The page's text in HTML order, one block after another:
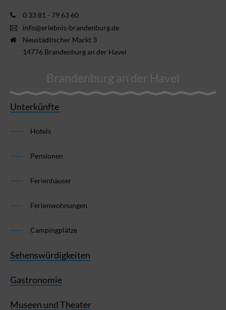
0 33 81 - 79 63 60
info@erlebnis-brandenburg.de
Neustädtischer Markt 3
14776 Brandenburg an der Havel
Brandenburg an der Havel
Unterkünfte
Hotels
Pensionen
Ferienhäuser
Ferienwohnungen
Campingplätze
Sehenswürdigkeiten
Gastronomie
Museen und Theater